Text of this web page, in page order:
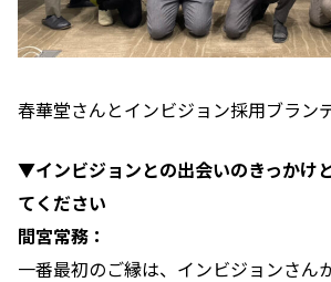
春華堂さんとインビジョン採用ブラン
▼インビジョンとの出会いのきっかけ
てください
間宮常務：
一番最初のご縁は、インビジョンさん